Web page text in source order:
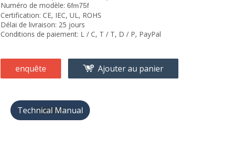
Numéro de modèle: 6fm75f
Certification: CE, IEC, UL, ROHS
Délai de livraison: 25 jours
Conditions de paiement: L / C, T / T, D / P, PayPal
enquête Ajouter au panier
天猫购买